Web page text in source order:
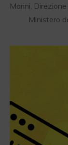
Marini,
Ministero